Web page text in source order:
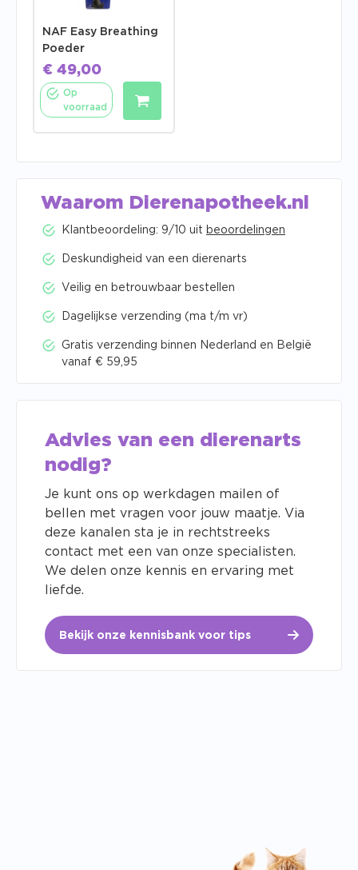
NAF Easy Breathing
Poeder
€ 49,00
Op
voorraad
Waarom Dierenapotheek.nl
Klantbeoordeling: 9/10 uit beoordelingen
Deskundigheid van een dierenarts
Veilig en betrouwbaar bestellen
Dagelijkse verzending (ma t/m vr)
Gratis verzending binnen Nederland en België
vanaf € 59,95
Advies van een dierenarts
nodig?
Je kunt ons op werkdagen mailen of
bellen met vragen voor jouw maatje. Via
deze kanalen sta je in rechtstreeks
contact met een van onze specialisten.
We delen onze kennis en ervaring met
liefde.
Bekijk onze kennisbank voor tips